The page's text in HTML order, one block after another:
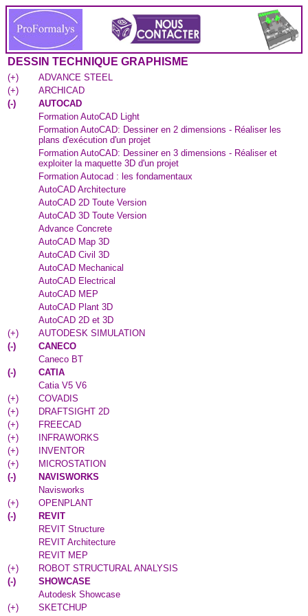
DESSIN TECHNIQUE GRAPHISME
(+)
ADVANCE STEEL
(+)
ARCHICAD
(-)
AUTOCAD
Formation AutoCAD Light
Formation AutoCAD: Dessiner en 2 dimensions - Réaliser les
plans d'exécution d'un projet
Formation AutoCAD: Dessiner en 3 dimensions - Réaliser et
exploiter la maquette 3D d'un projet
Formation Autocad : les fondamentaux
AutoCAD Architecture
AutoCAD 2D Toute Version
AutoCAD 3D Toute Version
Advance Concrete
AutoCAD Map 3D
AutoCAD Civil 3D
AutoCAD Mechanical
AutoCAD Electrical
AutoCAD MEP
AutoCAD Plant 3D
AutoCAD 2D et 3D
(+)
AUTODESK SIMULATION
(-)
CANECO
Caneco BT
(-)
CATIA
Catia V5 V6
(+)
COVADIS
(+)
DRAFTSIGHT 2D
(+)
FREECAD
(+)
INFRAWORKS
(+)
INVENTOR
(+)
MICROSTATION
(-)
NAVISWORKS
Navisworks
(+)
OPENPLANT
(-)
REVIT
REVIT Structure
REVIT Architecture
REVIT MEP
(+)
ROBOT STRUCTURAL ANALYSIS
(-)
SHOWCASE
Autodesk Showcase
(+)
SKETCHUP